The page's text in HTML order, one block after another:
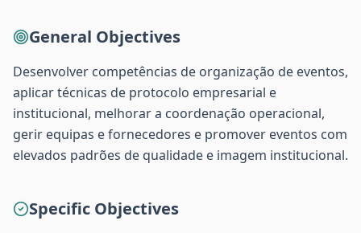
General Objectives
Desenvolver competências de organização de eventos,
aplicar técnicas de protocolo empresarial e
institucional, melhorar a coordenação operacional,
gerir equipas e fornecedores e promover eventos com
elevados padrões de qualidade e imagem institucional.
Specific Objectives